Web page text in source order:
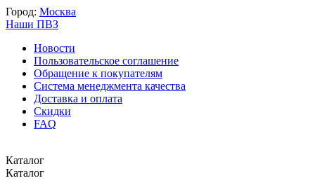
Город: Москва
Наши ПВЗ
Новости
Пользовательское соглашение
Обращение к покупателям
Система менеджмента качества
Доставка и оплата
Скидки
FAQ
Каталог
Каталог